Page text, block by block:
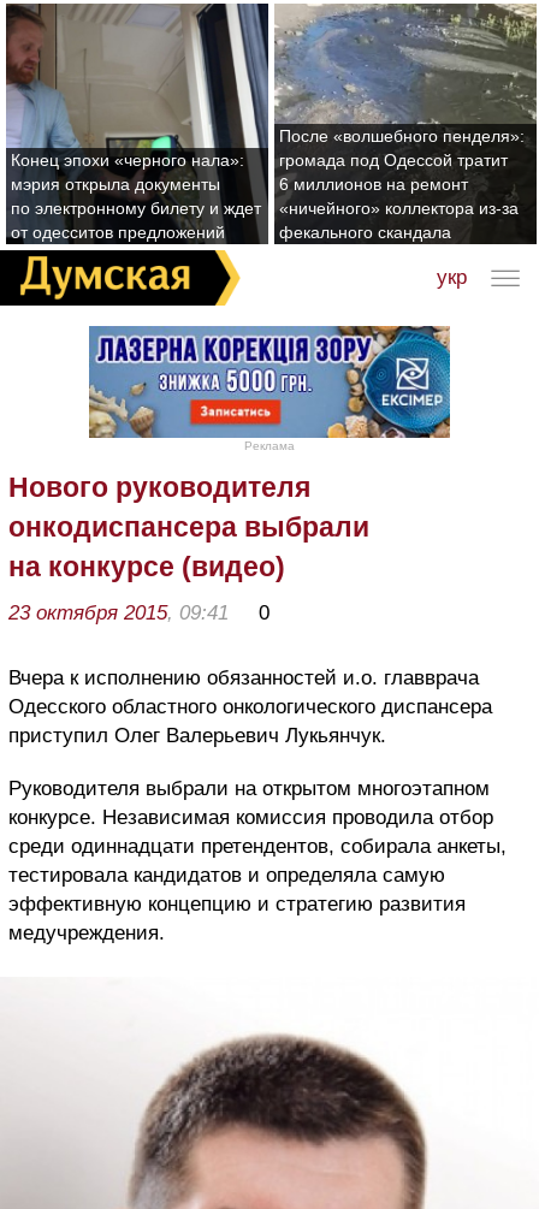
Конец эпохи «черного нала»:
мэрия открыла документы
по электронному билету и ждет
от одесситов предложений
После «волшебного пенделя»:
громада под Одессой тратит
6 миллионов на ремонт
«ничейного» коллектора из-за
фекального скандала
укр
Реклама
Нового руководителя
онкодиспансера выбрали
на конкурсе (видео)
23 октября 2015, 09:41 0
Вчера к исполнению обязанностей и.о. главврача
Одесского областного онкологического диспансера
приступил Олег Валерьевич Лукьянчук.
Руководителя выбрали на открытом многоэтапном
конкурсе. Независимая комиссия проводила отбор
среди одиннадцати претендентов, собирала анкеты,
тестировала кандидатов и определяла самую
эффективную концепцию и стратегию развития
медучреждения.